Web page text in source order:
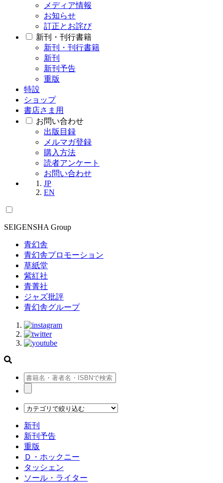
メディア情報
お知らせ
訂正とお詫び
新刊・刊行書籍
新刊・刊行書籍
新刊
新刊予告
重版
特設
ショップ
書店さま用
お問い合わせ
出版目録
メルマガ登録
購入方法
読者アンケート
お問い合わせ
JP
EN
SEIGENSHA Group
青幻舎
青幻舎プロモーション
草紙堂
紫紅社
青菁社
ジャズ批評
青幻舎グループ
新刊
新刊予告
重版
Ｄ・ホックニー
タッシェン
ソール・ライター